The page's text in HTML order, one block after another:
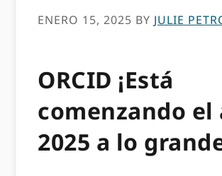
ENERO 15, 2025 BY JULIE
ORCID ¡Está
comenzando el
2025 a lo